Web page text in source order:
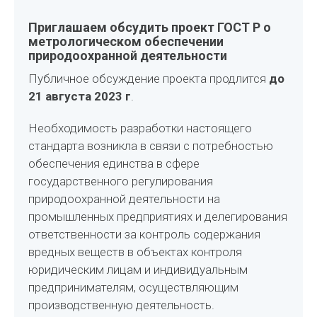
Приглашаем обсудить проект ГОСТ Р о
метрологическом обеспечении
природоохранной деятельности
Публичное обсуждение проекта продлится до
21 августа 2023 г.
Необходимость разработки настоящего
стандарта возникла в связи с потребностью
обеспечения единства в сфере
государственного регулирования
природоохранной деятельности на
промышленных предприятиях и делегирования
ответственности за контроль содержания
вредных веществ в объектах контроля
юридическим лицам и индивидуальным
предпринимателям, осуществляющим
производственную деятельность.